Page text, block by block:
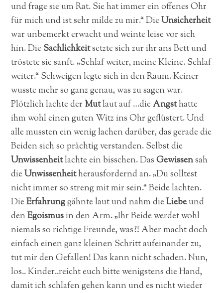
und frage sie um Rat. Sie hat immer ein offenes Ohr
für mich und ist sehr milde zu mir.“ DieUnsicherheit
war unbemerkt erwacht und weinte leise vor sich
hin. Die Sachlichkeitsetzte sich zur ihr ans Bett und
tröstete sie sanft. „Schlaf weiter, meine Kleine. Schlaf
weiter.“ Schweigen legte sich in den Raum. Keiner
wusste mehr so ganz genau, was zu sagen war.
Plötzlich lachte der Mutlaut auf …dieAngsthatte
ihm wohl einen guten Witz ins Ohr geflüstert. Und
alle mussten ein wenig lachen darüber, das gerade die
Beiden sich so prächtig verstanden. Selbst die
Unwissenheitlachte ein bisschen. DasGewissensah
dieUnwissenheitherausfordernd an. „Du solltest
nicht immer so streng mit mir sein.“ Beide lachten.
DieErfahrunggähnte laut und nahm dieLiebeund
denEgoismus in den Arm. „Ihr Beide werdet wohl
niemals so richtige Freunde, was?! Aber macht doch
einfach einen ganz kleinen Schritt aufeinander zu,
tut mir den Gefallen! Das kann nicht schaden. Nun,
los.. Kinder..reicht euch bitte wenigstens die Hand,
damit ich schlafen gehen kann und es nicht wieder